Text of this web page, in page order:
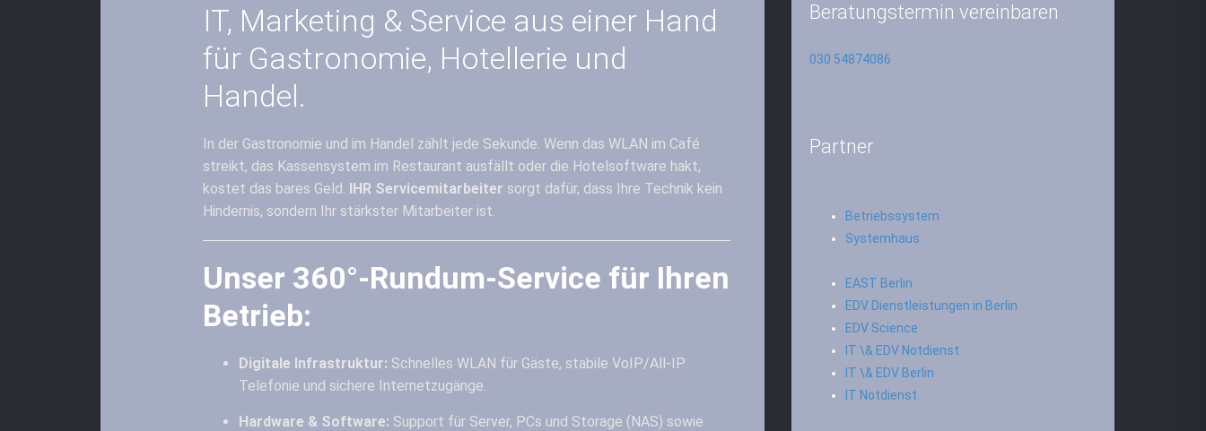
IT, Marketing & Service aus einer Hand
für Gastronomie, Hotellerie und
Handel.
In der Gastronomie und im Handel zählt jede Sekunde. Wenn das WLAN im Café
streikt, das Kassensystem im Restaurant ausfällt oder die Hotelsoftware hakt,
kostet das bares Geld. IHR Servicemitarbeiter sorgt dafür, dass Ihre Technik kein
Hindernis, sondern Ihr stärkster Mitarbeiter ist.
Unser 360°-Rundum-Service für Ihren
Betrieb:
Digitale Infrastruktur: Schnelles WLAN für Gäste, stabile VoIP/All-IP
Telefonie und sichere Internetzugänge.
Hardware & Software: Support für Server, PCs und Storage (NAS) sowie
Beratungstermin vereinbaren
030 54874086
Partner
Betriebssystem
Systemhaus
EAST Berlin
EDV Dienstleistungen in Berlin
EDV Science
IT \& EDV Notdienst
IT \& EDV Berlin
IT Notdienst